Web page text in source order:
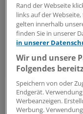
Billionen Dollar
Fazit: Innovative
2016 Potenzial.
selektiver Ansatz.
Rand der Webseite
links auf der
gelten innerhalb
finden Sie in unserer
in unserer
Wir und unsere
Folgendes
Speichern von oder
Endgerät.
Werbeanzeigen.
Werbung.